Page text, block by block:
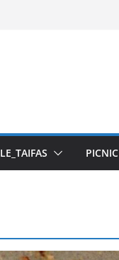
LE_TAIFAS PICNIC